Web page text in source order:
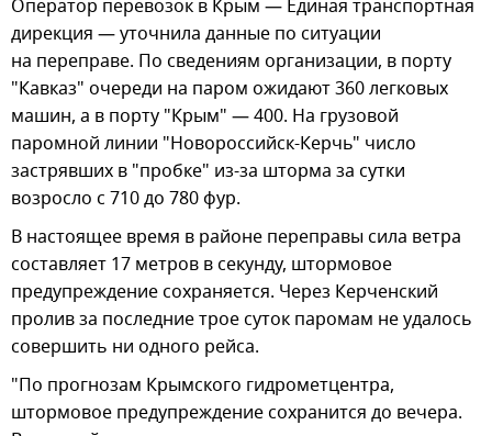
Оператор перевозок в Крым — Единая транспортная
дирекция — уточнила данные по ситуации
на переправе. По сведениям организации, в порту
"Кавказ" очереди на паром ожидают 360 легковых
машин, а в порту "Крым" — 400. На грузовой
паромной линии "Новороссийск-Керчь" число
застрявших в "пробке" из-за шторма за сутки
возросло с 710 до 780 фур.
В настоящее время в районе переправы сила ветра
составляет 17 метров в секунду, штормовое
предупреждение сохраняется. Через Керченский
пролив за последние трое суток паромам не удалось
совершить ни одного рейса.
"По прогнозам Крымского гидрометцентра,
штормовое предупреждение сохранится до вечера.